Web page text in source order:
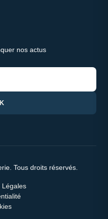
nos actus
Tous droits réservés.
Légales